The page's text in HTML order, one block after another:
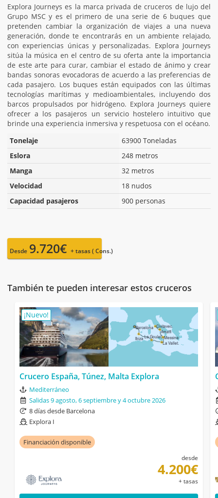
Explora Journeys es la marca privada de cruceros de lujo del
Grupo MSC y es el primero de una serie de 6 buques que
pretenden cambiar la organización de viajes a una nueva
generación, donde te encontrarás en un ambiente relajado,
con experiencias únicas y personalizadas. Explora Journeys
sitúa la música en el centro de su oferta ante la importancia
de este arte para curar, cambiar el estado de ánimo y crear
bandas sonoras evocadoras de acuerdo a las preferencias de
cada pasajero. Los buques están equipados con las últimas
tecnologías marítimas y medioambientales, incluyendo dos
barcos propulsados por hidrógeno. Explora Journeys quiere
ofrecer a los pasajeros un servicio hostelero intuitivo que
brinde una experiencia inmersiva y respetuosa con el océano.
Tonelaje
63900 Toneladas
Eslora
248 metros
Manga
32 metros
Velocidad
18 nudos
Capacidad pasajeros
900 personas
Desde 9.720€ + tasas ( Cons.)
También te pueden interesar estos cruceros
¡Nuevo!
Crucero España, Túnez, Malta Explora
Mediterráneo
Salidas 9 agosto, 6 septiembre y 4 octubre 2026
8 días desde Barcelona
Explora I
Financiación disponible
desde
4.200€
+ tasas